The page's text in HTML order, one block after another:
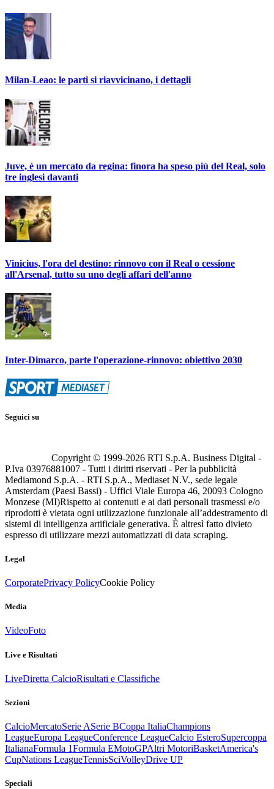
Milan-Leao: le parti si riavvicinano, i dettagli
Juve, è un mercato da regina: finora ha speso più del Real, solo
tre inglesi davanti
Vinicius, l'ora del destino: rinnovo con il Real o cessione
all'Arsenal, tutto su uno degli affari dell'anno
Inter-Dimarco, parte l'operazione-rinnovo: obiettivo 2030
Seguici su
Copyright © 1999-2026 RTI S.p.A. Business Digital -
P.Iva 03976881007 - Tutti i diritti riservati - Per la pubblicità
Mediamond S.p.A. - RTI S.p.A., Mediaset N.V., sede legale
Amsterdam (Paesi Bassi) - Uffici Viale Europa 46, 20093 Cologno
Monzese (MI)Rispetto ai contenuti e ai dati personali trasmessi e/o
riprodotti è vietata ogni utilizzazione funzionale all’addestramento di
sistemi di intelligenza artificiale generativa. È altresì fatto divieto
espresso di utilizzare mezzi automatizzati di data scraping.
Legal
CorporatePrivacy PolicyCookie Policy
Media
VideoFoto
Live e Risultati
LiveDiretta CalcioRisultati e Classifiche
Sezioni
CalcioMercatoSerie ASerie BCoppa ItaliaChampions
LeagueEuropa LeagueConference LeagueCalcio EsteroSupercoppa
ItalianaFormula 1Formula EMotoGPAltri MotoriBasketAmerica's
CupNations LeagueTennisSciVolleyDrive UP
Speciali